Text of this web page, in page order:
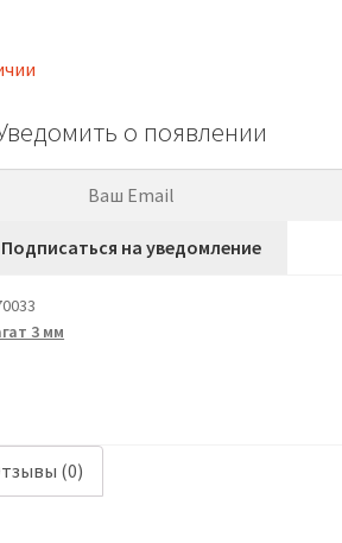
о появлении
Подписаться на уведомление
3 мм
(0)